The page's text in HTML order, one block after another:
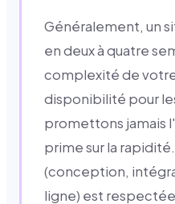
Généralement, un
en deux à quatre
complexité de
disponibilité pour
promettons jamais
prime sur la
(conception,
ligne) est